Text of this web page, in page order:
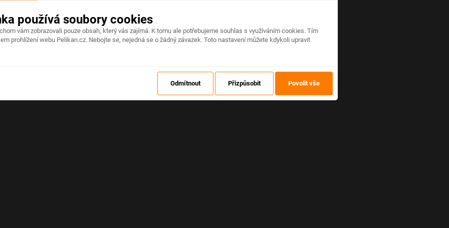
Na stránce došlo k neočekávané chybě
používá soubory cookies
vám zobrazovali pouze obsah, který vás zajímá. K tomu ale potřebujeme souhlas s využíváním cookies. Tím
prohlížení webu Pelikan.cz. Nebojte se, nejedná se o žádný závazek. Toto nastavení můžete kdykoli upravit
Odmítnout Přizpůsobit Povolit vše